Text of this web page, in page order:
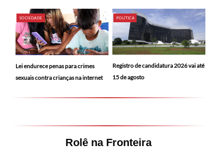
SOCIEDADE
Lei endurece penas para crimes
sexuais contra crianças na internet
POLÍTICA
Registro de candidatura 2026 vai até
15 de agosto
Rolê na Fronteira